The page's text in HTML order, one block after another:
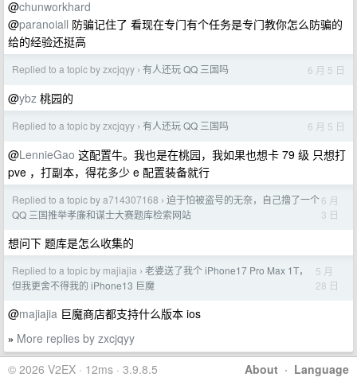
@chunworkhard
@paranoiall 防骗记住了 看现在专门有个任务是专门教你怎么防骗的
给的经验还挺高
Replied to a topic by zxcjqyy › 有人还玩 QQ 三国吗 6 月 5 日
@ybz 桃园的
Replied to a topic by zxcjqyy › 有人还玩 QQ 三国吗 6 月 5 日
@LennieGao 这配置牛。我也是在桃园，我如果也想卡 79 级 只想打
pve ，打副本，得花多少 e 配置装备就行
Replied to a topic by a714307168 › 迫于怕被盗号的无奈，自己撸了一个
QQ 三国推举孝廉和谋士大赛题库检索网站
6 月
3 日
想问下 题库是怎么收集的
Replied to a topic by majiajia › 老婆送了我个 iPhone17 Pro Max 1T，
但我更舍不得我的 iPhone13 巨魔
5 月
28 日
@majiajia 巨魔商店都支持什么版本 ios
» More replies by zxcjqyy
About · Language
© 2026 V2EX · 12ms · 3.9.8.5